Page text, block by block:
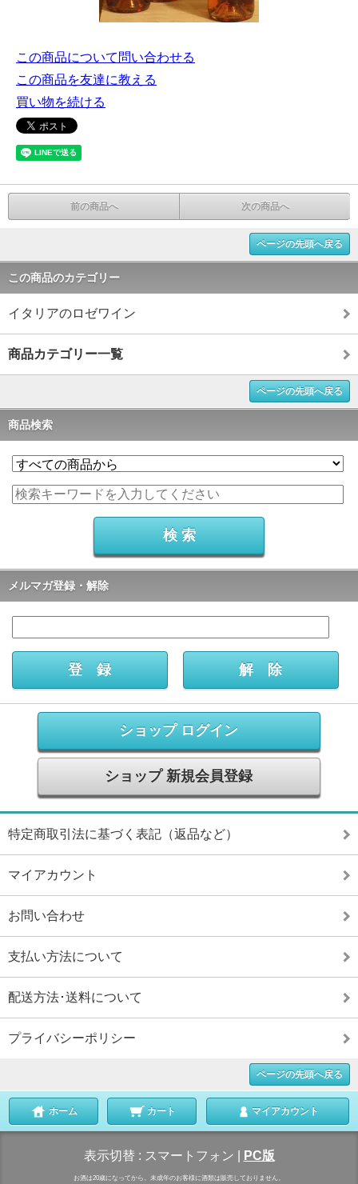
この商品について問い合わせる
この商品を友達に教える
買い物を続ける
前の商品へ 次の商品へ
ページの先頭へ戻る
この商品のカテゴリー
イタリアのロゼワイン
商品カテゴリー一覧
ページの先頭へ戻る
商品検索
メルマガ登録・解除
ショップ ログイン
ショップ 新規会員登録
特定商取引法に基づく表記（返品など）
マイアカウント
お問い合わせ
支払い方法について
配送方法･送料について
プライバシーポリシー
ページの先頭へ戻る
ホーム カート マイアカウント
表示切替 : スマートフォン PC版
お酒は20歳になってから。未成年のお客様に酒類は販売しておりません。